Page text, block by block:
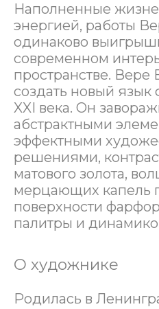
Наполненные
энергией, работы
одинаково
современном
пространстве. Вере
создать новый
XXI века. Он
абстрактными
эффектными
решениями,
матового золота,
мерцающих капель
поверхности
палитры и
О художнике
Родилась в